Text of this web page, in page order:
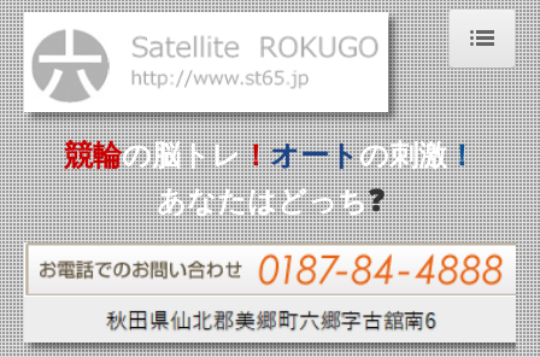
ホーム
NEW！秋田県選手情報
開催日程
お知らせ
動画（じゃんごＴＶ）
アクセス
競輪の脳トレ！オートの刺激！
あなたはどっち❓